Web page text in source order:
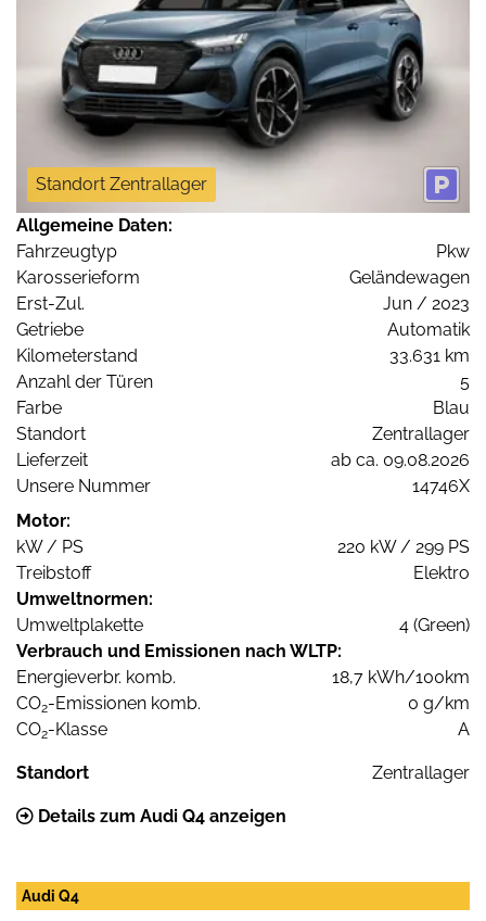
Standort Zentrallager
Allgemeine Daten:
Fahrzeugtyp
Pkw
Karosserieform
Geländewagen
Erst-Zul.
Jun / 2023
Getriebe
Automatik
Kilometerstand
33.631 km
Anzahl der Türen
5
Farbe
Blau
Standort
Zentrallager
Lieferzeit
ab ca. 09.08.2026
Unsere Nummer
14746X
Motor:
kW / PS
220 kW / 299 PS
Treibstoff
Elektro
Umweltnormen:
Umweltplakette
4 (Green)
Verbrauch und Emissionen nach WLTP:
Energieverbr. komb.
18,7 kWh/100km
CO2-Emissionen komb.
0 g/km
CO2-Klasse A
Standort Zentrallager
Details zum Audi Q4 anzeigen
Audi Q4